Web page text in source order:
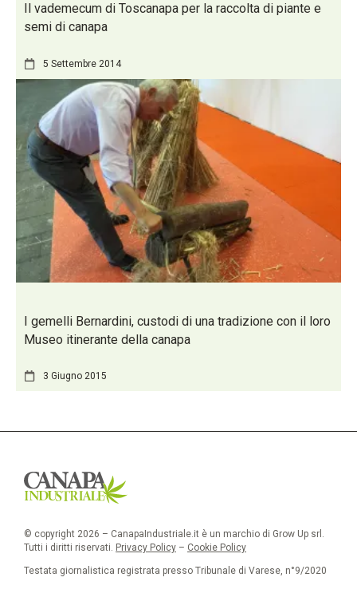
Il vademecum di Toscanapa per la raccolta di piante e
semi di canapa
5 Settembre 2014
I gemelli Bernardini, custodi di una tradizione con il loro
Museo itinerante della canapa
3 Giugno 2015
© copyright 2026 – CanapaIndustriale.it è un marchio di Grow Up srl.
Tutti i diritti riservati. Privacy Policy – Cookie Policy
Testata giornalistica registrata presso Tribunale di Varese, n°9/2020